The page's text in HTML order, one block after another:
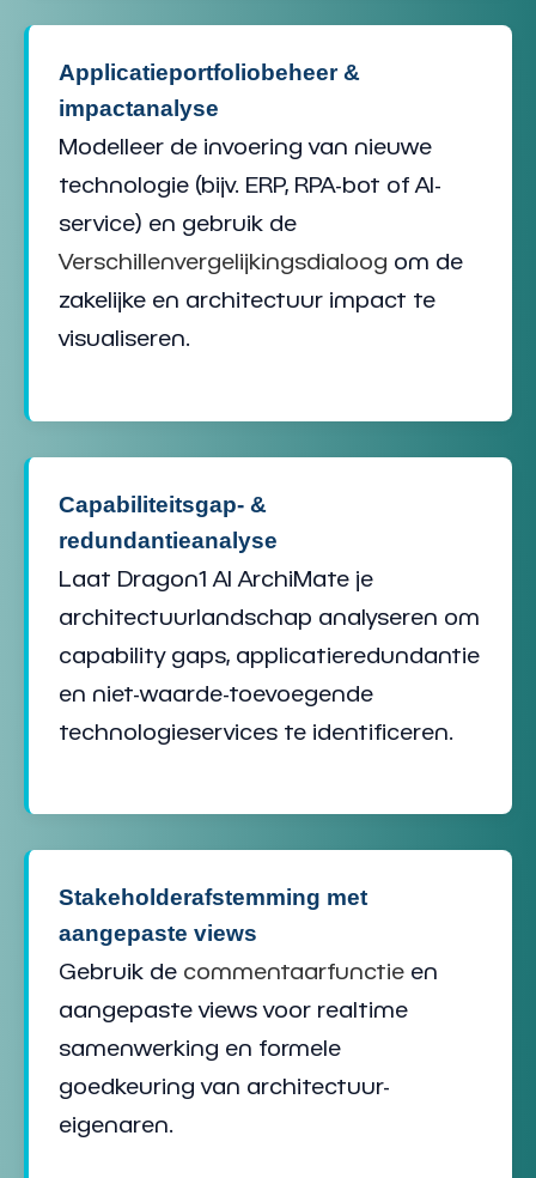
Applicatieportfoliobeheer &
impactanalyse
Modelleer de invoering van nieuwe
technologie (bijv. ERP, RPA-bot of AI-
service) en gebruik de
Verschillenvergelijkingsdialoog om de
zakelijke en architectuur impact te
visualiseren.
Capabiliteitsgap- &
redundantieanalyse
Laat Dragon1 AI ArchiMate je
architectuurlandschap analyseren om
capability gaps, applicatieredundantie
en niet-waarde-toevoegende
technologieservices te identificeren.
Stakeholderafstemming met
aangepaste views
Gebruik de commentaarfunctie en
aangepaste views voor realtime
samenwerking en formele
goedkeuring van architectuur-
eigenaren.